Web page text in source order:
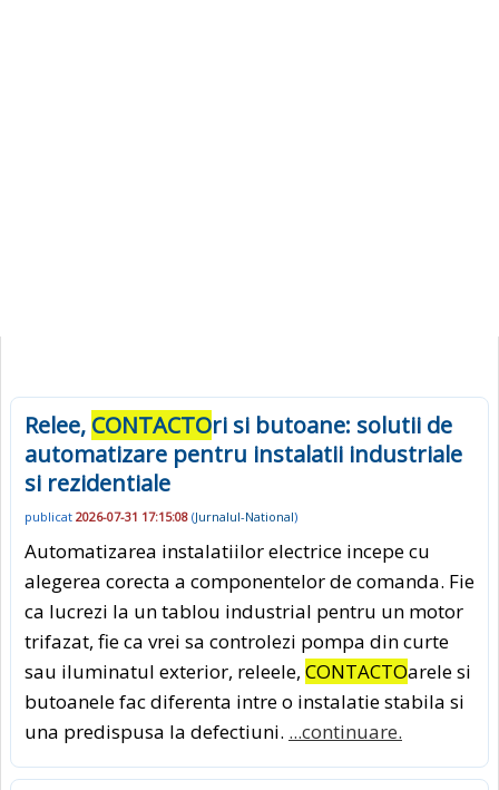
Relee, CONTACTOri si butoane: solutii de
automatizare pentru instalatii industriale
si rezidentiale
publicat 2026-07-31 17:15:08 (Jurnalul-National)
Automatizarea instalatiilor electrice incepe cu
alegerea corecta a componentelor de comanda. Fie
ca lucrezi la un tablou industrial pentru un motor
trifazat, fie ca vrei sa controlezi pompa din curte
sau iluminatul exterior, releele, CONTACTOarele si
butoanele fac diferenta intre o instalatie stabila si
una predispusa la defectiuni. ...continuare.